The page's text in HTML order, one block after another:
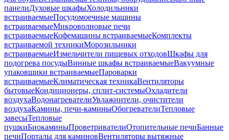
панелиДуховые шкафыХолодильники
встраиваемыеПосудомоечные машины
встраиваемыеМикроволновые печи
встраиваемыеКофемашины встраиваемыеКомплекты
встраиваемой техникиМорозильники
встраиваемыеИзмельчители пищевых отходовШкафы для
подогрева посудыВинные шкафы встраиваемыеВакуумные
упаковщики встраиваемыеПароварки
встраиваемыеКлиматическая техникаВентиляторы
бытовыеКондиционеры, сплит-системыОхладители
воздухаВодонагревателиУвлажнители, очистители
воздухаКамины, печи-каминыОбогревателиТепловые
завесыТепловые
пушкиБиокаминыПроветривателиОтопительные печиБанные
печиПорталы для каминовВентиляторы вытяжные